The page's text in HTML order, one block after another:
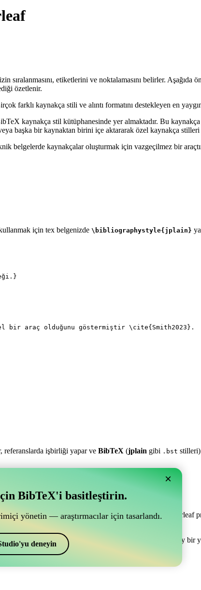
sıralanmasını, etiketlerini ve noktalamasını belirler. Aşağıda
özetlenir.
farklı kaynakça stili ve alıntı formatını destekleyen en
kaynakça stil kütüphanesinde yer almaktadır. Bu
başka bir kaynaktan birini içe aktararak özel kaynakça
belgelerde kaynakçalar oluşturmak için vazgeçilmez bir
için tex belgenizde \bibliographystyle{jplain}
bir araç olduğunu göstermiştir \cite{ Smith2023 }.
referanslarda işbirliği yapar ve BibTeX (jplain gibi .bst
aracı mı arıyorsunuz?
mı arıyorsunuz?”
araç arıyorsanız, CiteDrive tam size göre olabilir! Sizi
Overleaf’de kaynakçanızı yönetmenin kolay bir
×
BibTeX'i basitleştirin.
yönetin — araştırmacılar için tasarlandı.
deneyin